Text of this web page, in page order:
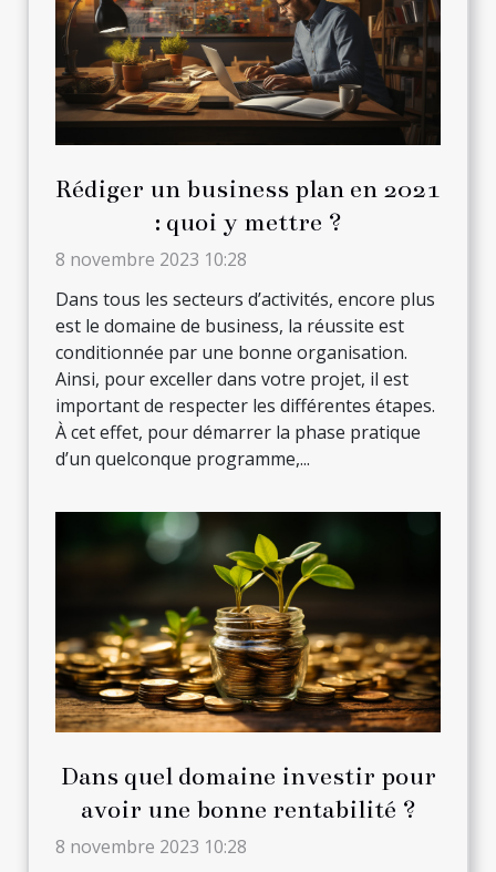
Rédiger un business plan en 2021
: quoi y mettre ?
8 novembre 2023 10:28
Dans tous les secteurs d’activités, encore plus
est le domaine de business, la réussite est
conditionnée par une bonne organisation.
Ainsi, pour exceller dans votre projet, il est
important de respecter les différentes étapes.
À cet effet, pour démarrer la phase pratique
d’un quelconque programme,...
Dans quel domaine investir pour
avoir une bonne rentabilité ?
8 novembre 2023 10:28